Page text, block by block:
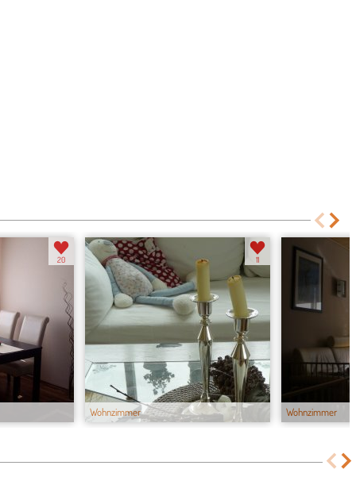
20
Wohnzimmer
11
Wohnzimmer